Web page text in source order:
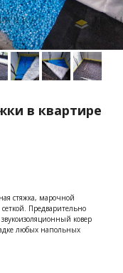
в квартире
стяжка, марочной
Предварительно
ковер
любых напольных